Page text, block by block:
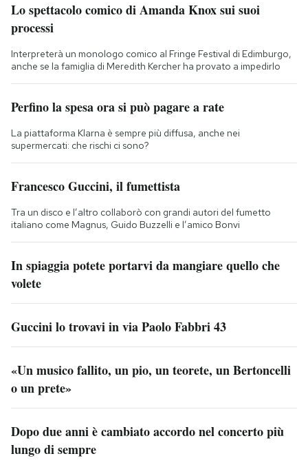
Lo spettacolo comico di Amanda Knox sui suoi
processi
Interpreterà un monologo comico al Fringe Festival di Edimburgo,
anche se la famiglia di Meredith Kercher ha provato a impedirlo
Perfino la spesa ora si può pagare a rate
La piattaforma Klarna è sempre più diffusa, anche nei
supermercati: che rischi ci sono?
Francesco Guccini, il fumettista
Tra un disco e l’altro collaborò con grandi autori del fumetto
italiano come Magnus, Guido Buzzelli e l’amico Bonvi
In spiaggia potete portarvi da mangiare quello che
volete
Guccini lo trovavi in via Paolo Fabbri 43
«Un musico fallito, un pio, un teorete, un Bertoncelli
o un prete»
Dopo due anni è cambiato accordo nel concerto più
lungo di sempre